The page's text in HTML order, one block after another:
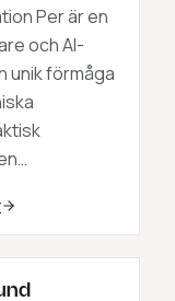
Per är en
och AI-
unik förmåga